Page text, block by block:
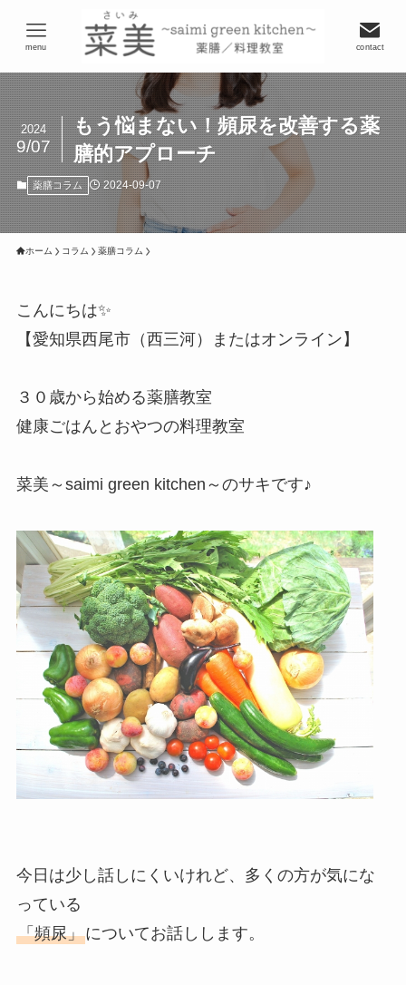
contact
menu
もう悩まない！頻尿を改善する薬
膳的アプローチ
2024
9/07
薬膳コラム 2024-09-07
ホーム コラム 薬膳コラム
こんにちは✨
【愛知県西尾市（西三河）またはオンライン】
３０歳から始める薬膳教室
健康ごはんとおやつの料理教室
菜美～saimi green kitchen～のサキです♪
今日は少し話しにくいけれど、多くの方が気にな
っている
「頻尿」についてお話しします。